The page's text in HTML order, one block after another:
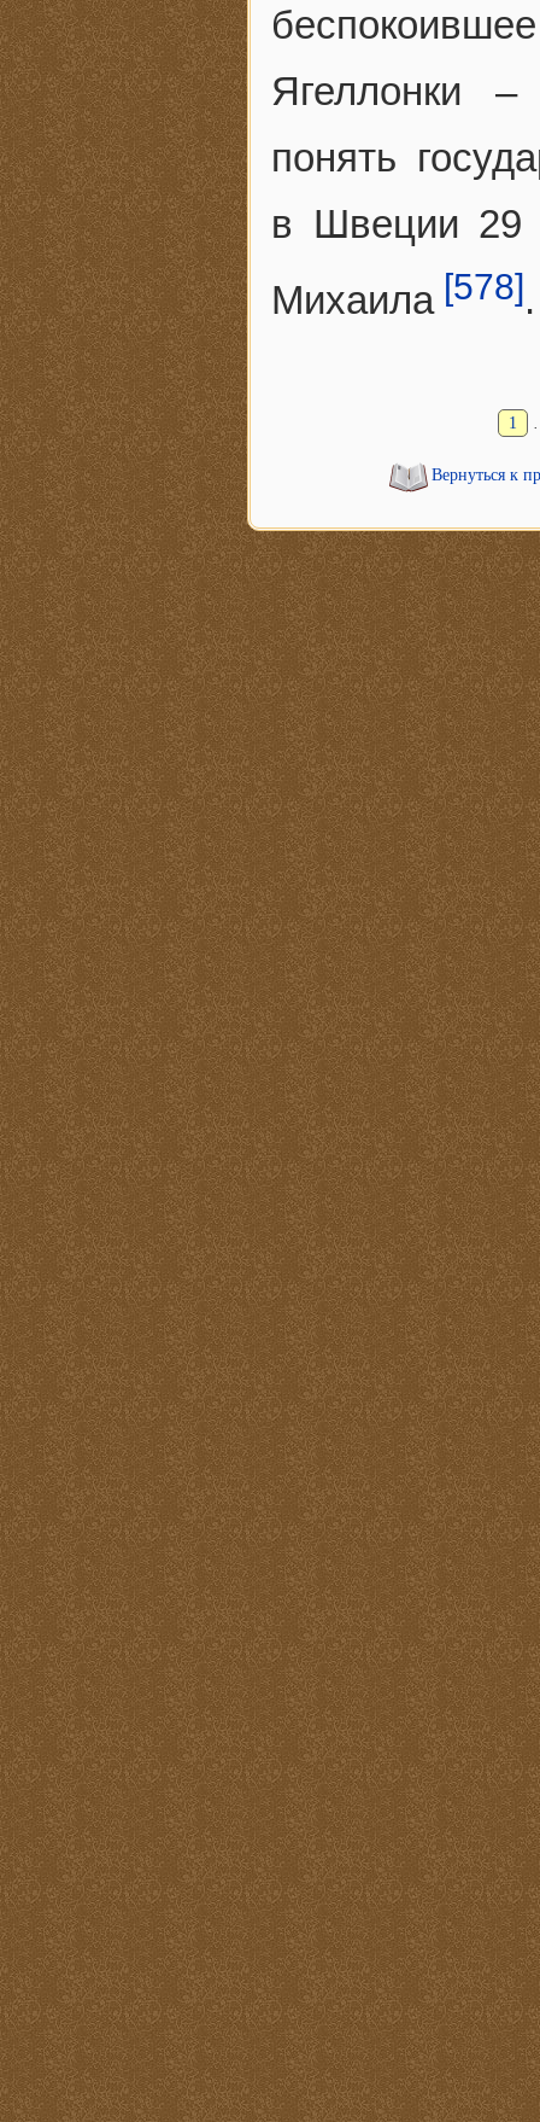
Ягеллонки
понять
в Швеции 29
Михаила [578].
1
Вернуться к